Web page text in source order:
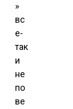
»
вс
е-
так
и
не
по
ве